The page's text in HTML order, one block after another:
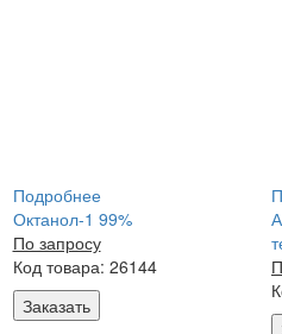
Подробнее
Октанол-1 99%
По запросу
Код товара: 26144
Заказать